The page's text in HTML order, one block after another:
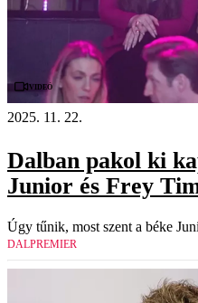
Videó
2025. 11. 22.
Dalban pakol ki
Junior és Frey
Úgy tűnik, most szent a béke
DALPREMIER